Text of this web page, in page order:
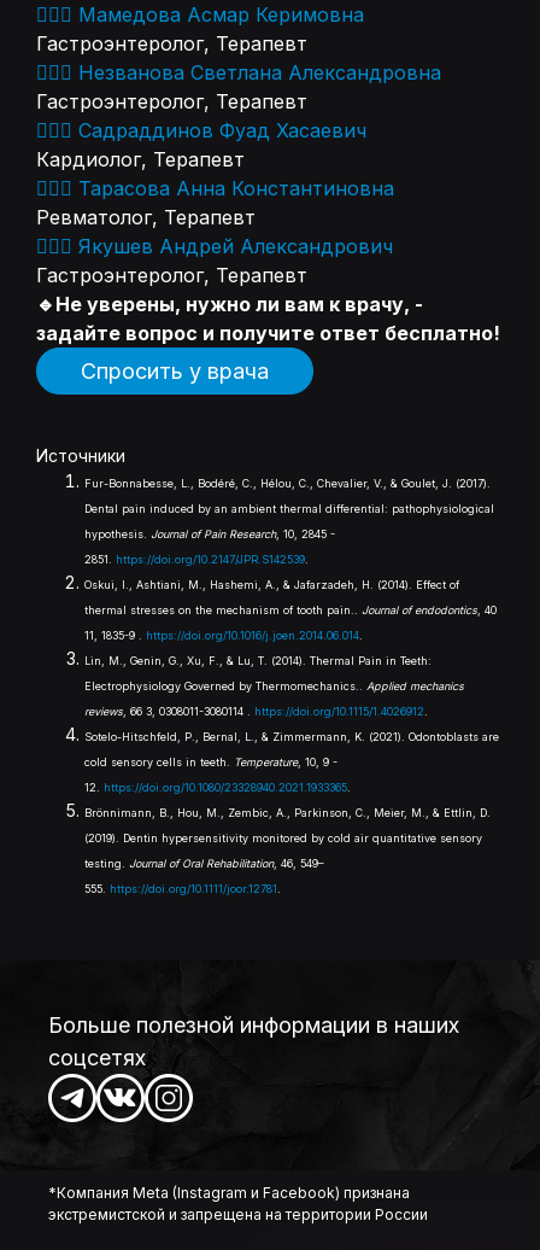
👨🏻‍⚕️ Мамедова Асмар Керимовна
Гастроэнтеролог, Терапевт
👨🏻‍⚕️ Незванова Светлана Александровна
Гастроэнтеролог, Терапевт
👨🏻‍⚕️ Садраддинов Фуад Хасаевич
Кардиолог, Терапевт
👨🏻‍⚕️ Тарасова Анна Константиновна
Ревматолог, Терапевт
👨🏻‍⚕️ Якушев Андрей Александрович
Гастроэнтеролог, Терапевт
🔹Не уверены, нужно ли вам к врачу, -
задайте вопрос и получите ответ бесплатно!
Спросить у врача
Источники
Fur-Bonnabesse, L., Bodéré, C., Hélou, C., Chevalier, V., & Goulet, J. (2017).
Dental pain induced by an ambient thermal differential: pathophysiological
hypothesis. Journal of Pain Research, 10, 2845 -
2851. https://doi.org/10.2147/JPR.S142539
Oskui, I., Ashtiani, M., Hashemi, A., & Jafarzadeh, H. (2014). Effect of
thermal stresses on the mechanism of tooth pain.. Journal of endodontics , 40
11, 1835-9 . https://doi.org/10.1016/j.joen.2014.06.014
Lin, M., Genin, G., Xu, F., & Lu, T. (2014). Thermal Pain in Teeth:
Electrophysiology Governed by Thermomechanics.. Applied mechanics
reviews , 66 3, 0308011-3080114 . https://doi.org/10.1115/1.4026912
Sotelo-Hitschfeld, P., Bernal, L., & Zimmermann, K. (2021). Odontoblasts are
cold sensory cells in teeth.
Temperature, 10, 9 -
12. https://doi.org/10.1080/23328940.2021.1933365
Brönnimann, B., Hou, M., Zembic, A., Parkinson, C., Meier, M., & Ettlin, D.
(2019). Dentin hypersensitivity monitored by cold air quantitative sensory
testing. Journal of Oral Rehabilitation, 46, 549–
555. https://doi.org/10.1111/joor.12781
Больше полезной информации в наших
соцсетях
*Компания Meta (Instagram и Facebook) признана
экстремистской и запрещена на территории России